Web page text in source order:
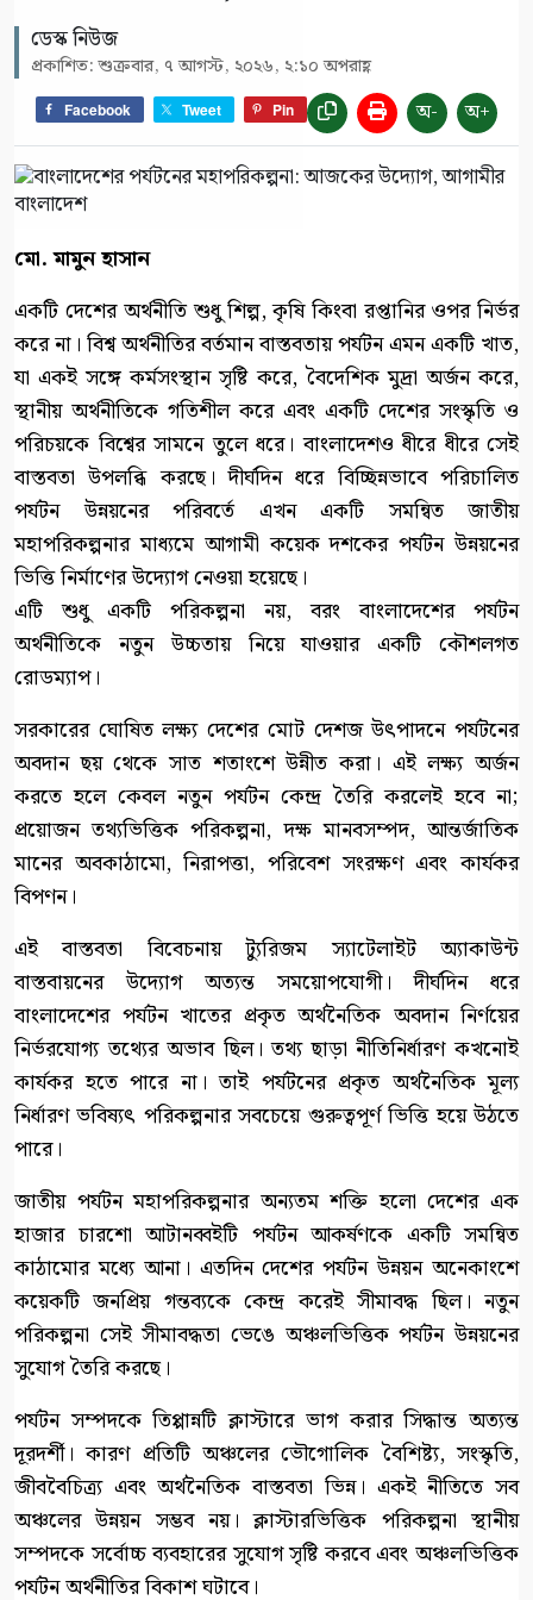
ডেস্ক নিউজ
প্রকাশিত: শুক্রবার, ৭ আগস্ট, ২০২৬, ২:১০ অপরাহ্ণ
Facebook Tweet Pin অ- অ+
মো. মামুন হাসান
একটি দেশের অর্থনীতি শুধু শিল্প, কৃষি কিংবা রপ্তানির ওপর নির্ভর
করে না। বিশ্ব অর্থনীতির বর্তমান বাস্তবতায় পর্যটন এমন একটি খাত,
যা একই সঙ্গে কর্মসংস্থান সৃষ্টি করে, বৈদেশিক মুদ্রা অর্জন করে,
স্থানীয় অর্থনীতিকে গতিশীল করে এবং একটি দেশের সংস্কৃতি ও
পরিচয়কে বিশ্বের সামনে তুলে ধরে। বাংলাদেশও ধীরে ধীরে সেই
বাস্তবতা উপলব্ধি করছে। দীর্ঘদিন ধরে বিচ্ছিন্নভাবে পরিচালিত
পর্যটন উন্নয়নের পরিবর্তে এখন একটি সমন্বিত জাতীয়
মহাপরিকল্পনার মাধ্যমে আগামী কয়েক দশকের পর্যটন উন্নয়নের
ভিত্তি নির্মাণের উদ্যোগ নেওয়া হয়েছে।
এটি শুধু একটি পরিকল্পনা নয়, বরং বাংলাদেশের পর্যটন
অর্থনীতিকে নতুন উচ্চতায় নিয়ে যাওয়ার একটি কৌশলগত
রোডম্যাপ।
সরকারের ঘোষিত লক্ষ্য দেশের মোট দেশজ উৎপাদনে পর্যটনের
অবদান ছয় থেকে সাত শতাংশে উন্নীত করা। এই লক্ষ্য অর্জন
করতে হলে কেবল নতুন পর্যটন কেন্দ্র তৈরি করলেই হবে না;
প্রয়োজন তথ্যভিত্তিক পরিকল্পনা, দক্ষ মানবসম্পদ, আন্তর্জাতিক
মানের অবকাঠামো, নিরাপত্তা, পরিবেশ সংরক্ষণ এবং কার্যকর
বিপণন।
এই বাস্তবতা বিবেচনায় ট্যুরিজম স্যাটেলাইট অ্যাকাউন্ট
বাস্তবায়নের উদ্যোগ অত্যন্ত সময়োপযোগী। দীর্ঘদিন ধরে
বাংলাদেশের পর্যটন খাতের প্রকৃত অর্থনৈতিক অবদান নির্ণয়ের
নির্ভরযোগ্য তথ্যের অভাব ছিল। তথ্য ছাড়া নীতিনির্ধারণ কখনোই
কার্যকর হতে পারে না। তাই পর্যটনের প্রকৃত অর্থনৈতিক মূল্য
নির্ধারণ ভবিষ্যৎ পরিকল্পনার সবচেয়ে গুরুত্বপূর্ণ ভিত্তি হয়ে উঠতে
পারে।
জাতীয় পর্যটন মহাপরিকল্পনার অন্যতম শক্তি হলো দেশের এক
হাজার চারশো আটানব্বইটি পর্যটন আকর্ষণকে একটি সমন্বিত
কাঠামোর মধ্যে আনা। এতদিন দেশের পর্যটন উন্নয়ন অনেকাংশে
কয়েকটি জনপ্রিয় গন্তব্যকে কেন্দ্র করেই সীমাবদ্ধ ছিল। নতুন
পরিকল্পনা সেই সীমাবদ্ধতা ভেঙে অঞ্চলভিত্তিক পর্যটন উন্নয়নের
সুযোগ তৈরি করছে।
পর্যটন সম্পদকে তিপ্পান্নটি ক্লাস্টারে ভাগ করার সিদ্ধান্ত অত্যন্ত
দূরদর্শী। কারণ প্রতিটি অঞ্চলের ভৌগোলিক বৈশিষ্ট্য, সংস্কৃতি,
জীববৈচিত্র্য এবং অর্থনৈতিক বাস্তবতা ভিন্ন। একই নীতিতে সব
অঞ্চলের উন্নয়ন সম্ভব নয়। ক্লাস্টারভিত্তিক পরিকল্পনা স্থানীয়
সম্পদকে সর্বোচ্চ ব্যবহারের সুযোগ সৃষ্টি করবে এবং অঞ্চলভিত্তিক
পর্যটন অর্থনীতির বিকাশ ঘটাবে।